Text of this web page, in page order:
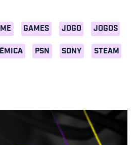
GAMES JOGO JOGOS
PSN SONY STEAM